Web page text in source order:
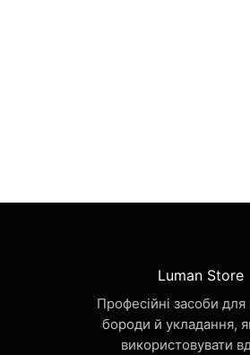
Luman Store
Професійні засоби для
бороди й укладання,
використовувати